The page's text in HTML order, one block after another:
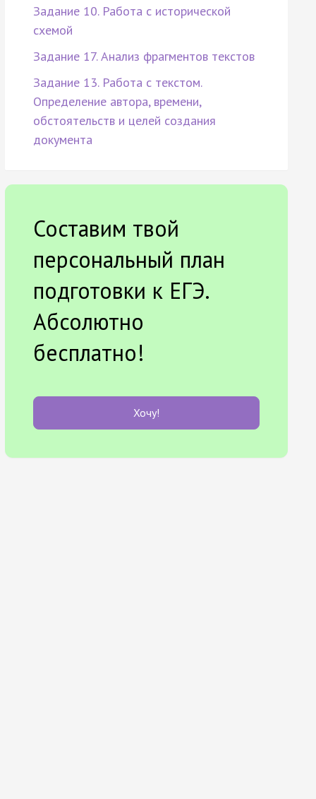
Задание 10. Работа с исторической
схемой
Задание 17. Анализ фрагментов текстов
Задание 13. Работа с текстом.
Определение автора, времени,
обстоятельств и целей создания
документа
Составим твой
персональный план
подготовки к ЕГЭ.
Абсолютно
бесплатно!
Хочу!